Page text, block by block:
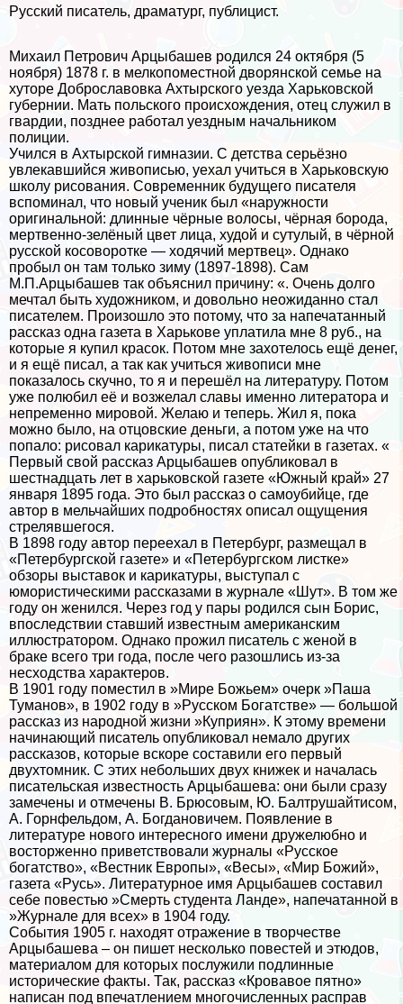
Русский писатель, драматург, публицист.
Михаил Петрович Арцыбашев родился 24 октября (5
ноября) 1878 г. в мелкопоместной дворянской семье на
хуторе Доброславовка Ахтырского уезда Харьковской
губернии. Мать польского происхождения, отец служил в
гвардии, позднее работал уездным начальником
полиции.
Учился в Ахтырской гимназии. С детства серьёзно
увлекавшийся живописью, уехал учиться в Харьковскую
школу рисования. Современник будущего писателя
вспоминал, что новый ученик был «наружности
оригинальной: длинные чёрные волосы, чёрная борода,
мертвенно-зелёный цвет лица, худой и сутулый, в чёрной
русской косоворотке — ходячий мертвец». Однако
пробыл он там только зиму (1897-1898). Сам
М.П.Арцыбашев так объяснил причину: «. Очень долго
мечтал быть художником, и довольно неожиданно стал
писателем. Произошло это потому, что за напечатанный
рассказ одна газета в Харькове уплатила мне 8 руб., на
которые я купил красок. Потом мне захотелось ещё денег,
и я ещё писал, а так как учиться живописи мне
показалось скучно, то я и перешёл на литературу. Потом
уже полюбил её и возжелал славы именно литератора и
непременно мировой. Желаю и теперь. Жил я, пока
можно было, на отцовские деньги, а потом уже на что
попало: рисовал карикатуры, писал статейки в газетах. «
Первый свой рассказ Арцыбашев опубликовал в
шестнадцать лет в харьковской газете «Южный край» 27
января 1895 года. Это был рассказ о самоубийце, где
автор в мельчайших подробностях описал ощущения
стрелявшегося.
В 1898 году автор переехал в Петербург, размещал в
«Петербургской газете» и «Петербургском листке»
обзоры выставок и карикатуры, выступал с
юмористическими рассказами в журнале «Шут». В том же
году он женился. Через год у пары родился сын Борис,
впоследствии ставший известным американским
иллюстратором. Однако прожил писатель с женой в
бpaке всего три года, после чего разошлись из-за
несходства хаpaктеров.
В 1901 году поместил в »Мире Божьем» очерк »Паша
Туманов», в 1902 году в »Русском Богатстве» — большой
рассказ из народной жизни »Куприян». К этому времени
начинающий писатель опубликовал немало других
рассказов, которые вскоре составили его первый
двухтомник. С этих небольших двух книжек и началась
писательская известность Арцыбашева: они были сразу
замечены и отмечены В. Брюсовым, Ю. Балтрушайтисом,
А. Горнфельдом, А. Богдановичем. Появление в
литературе нового интересного имени дружелюбно и
восторженно приветствовали журналы «Русское
богатство», «Вестник Европы», «Весы», «Мир Божий»,
газета «Русь». Литературное имя Арцыбашев составил
себе повестью »Cмepть студента Ланде», напечатанной в
»Журнале для всех» в 1904 году.
События 1905 г. находят отражение в творчестве
Арцыбашева – он пишет несколько повестей и этюдов,
материалом для которых послужили подлинные
исторические факты. Так, рассказ «Кровавое пятно»
написан под впечатлением многочисленных расправ